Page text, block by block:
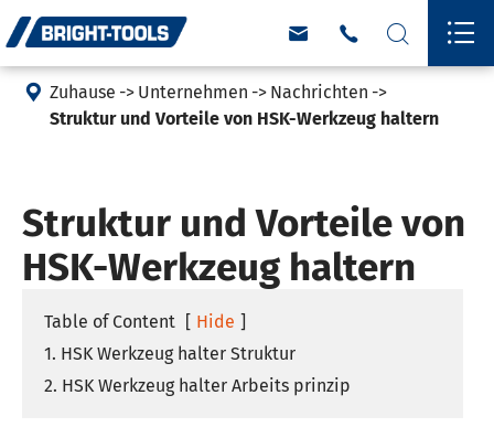
   
 Zuhause Unternehmen
Nachrichten
Struktur und Vorteile von HSK-Werkzeug haltern
Struktur und Vorteile von
HSK-Werkzeug haltern
Table of Content [ Hide ]
1. HSK Werkzeug halter Struktur
2. HSK Werkzeug halter Arbeits prinzip